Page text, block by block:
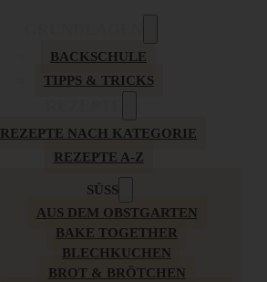
BACKSCHULE
TIPPS & TRICKS
REZEPTE NACH KATEGORIE
REZEPTE A-Z
SÜSS
AUS DEM OBSTGARTEN
BAKE TOGETHER
BLECHKUCHEN
BROT & BRÖTCHEN